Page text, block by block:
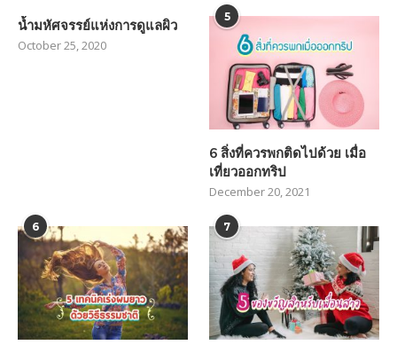
น้ำมหัศจรรย์แห่งการดูแลผิว
October 25, 2020
5
6 สิ่งที่ควรพกติดไปด้วย เมื่อ
เที่ยวออกทริป
December 20, 2021
6 7